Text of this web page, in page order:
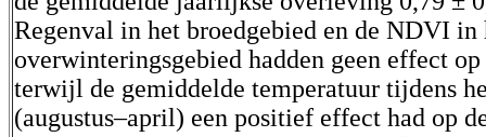
Regenval in het broedgebied en de NDVI in
overwinteringsgebied hadden geen effect
terwijl de gemiddelde temperatuur tijdens
(augustus–april) een positief effect had op